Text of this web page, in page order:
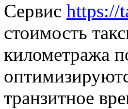
Сервис https://
стоимость
километража
транзитное